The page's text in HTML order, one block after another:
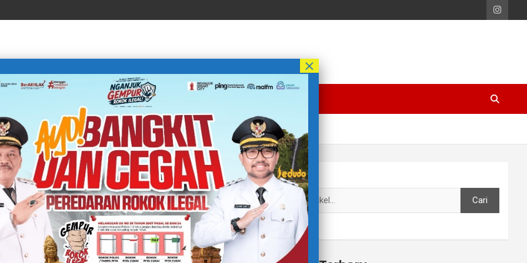
TECHNOLOGY
yang Tepat selama 1000 HPK
Cari
Cari